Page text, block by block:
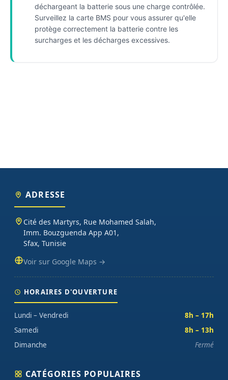
déchargeant la batterie sous une charge contrôlée.
Surveillez la carte BMS pour vous assurer qu'elle
protège correctement la batterie contre les
surcharges et les décharges excessives.
ADRESSE
Cité des Martyrs, Rue Mohamed Salah,
Imm. Bouzguenda App A01,
Sfax, Tunisie
Voir sur Google Maps →
HORAIRES D'OUVERTURE
Lundi – Vendredi
8h – 17h
Samedi
8h – 13h
Dimanche
Fermé
CATÉGORIES POPULAIRES